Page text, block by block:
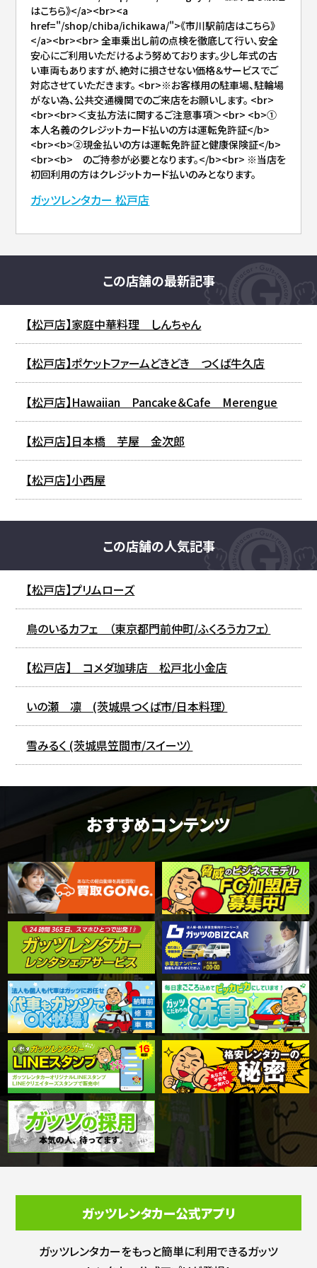
はこちら》</a><br><a
href="/shop/chiba/ichikawa/">《市川駅前店はこちら》
</a><br><br> 全車乗出し前の点検を徹底して行い、安全
安心にご利用いただけるよう努めております。少し年式の古
い車両もありますが、絶対に損させない価格＆サービスでご
対応させていただきます。 <br>※お客様用の駐車場、駐輪場
がない為、公共交通機関でのご来店をお願いします。 <br>
<br><br>＜支払方法に関するご注意事項＞<br> <b>①
本人名義のクレジットカード払いの方は運転免許証</b>
<br><b>②現金払いの方は運転免許証と健康保険証</b>
<br><b> のご持参が必要となります。</b><br> ※当店を
初回利用の方はクレジットカード払いのみとなります。
ガッツレンタカー 松戸店
この店舗の最新記事
【松戸店】家庭中華料理 しんちゃん
【松戸店】ポケットファームどきどき つくば牛久店
【松戸店】Hawaiian Pancake＆Cafe Merengue
【松戸店】日本橋 芋屋 金次郎
【松戸店】小西屋
この店舗の人気記事
【松戸店】プリムローズ
鳥のいるカフェ （東京都門前仲町/ふくろうカフェ）
【松戸店】 コメダ珈琲店 松戸北小金店
いの瀬 凛 (茨城県つくば市/日本料理）
雪みるく (茨城県笠間市/スイーツ）
おすすめコンテンツ
ガッツレンタカー公式アプリ
ガッツレンタカーをもっと簡単に利用できるガッツ